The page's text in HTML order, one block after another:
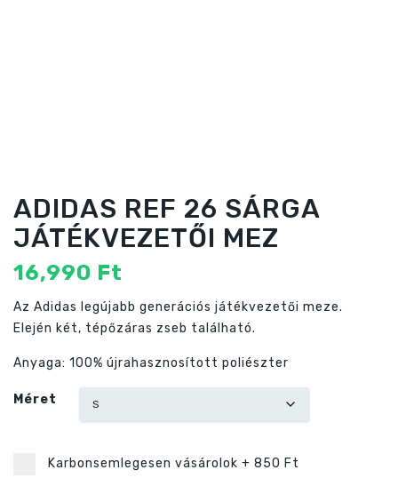
ADIDAS REF 26 SÁRGA
JÁTÉKVEZETŐI MEZ
16,990 Ft
Az Adidas legújabb generációs játékvezetői meze.
Elején két, tépőzáras zseb található.
Anyaga: 100% újrahasznosított poliészter
Méret
Karbonsemlegesen vásárolok + 850 Ft